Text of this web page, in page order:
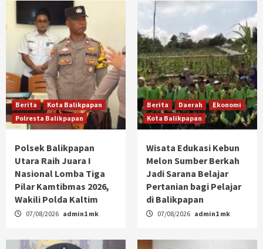
Berita
Kota Balikpapan
Polresta Balikpapan
Polsek Balikpapan
Utara Raih Juara I
Nasional Lomba Tiga
Pilar Kamtibmas 2026,
Wakili Polda Kaltim
07/08/2026 admin1 mk
Berita Daerah
Ekonomi
Kota Balikpapan
Wisata Edukasi Kebun
Melon Sumber Berkah
Jadi Sarana Belajar
Pertanian bagi Pelajar
di Balikpapan
07/08/2026 admin1 mk